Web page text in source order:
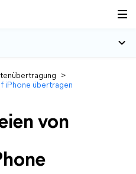
>
iPhone übertragen
von